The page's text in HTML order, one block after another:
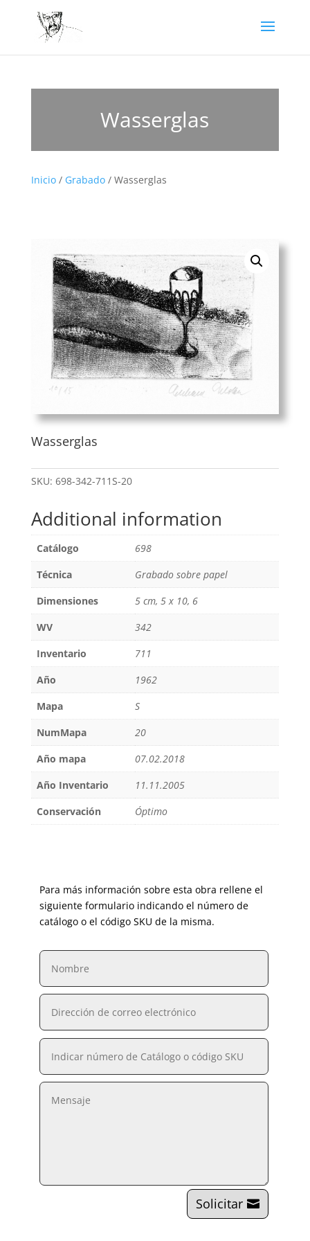
Wasserglas
Inicio/ Grabado/ Wasserglas
Wasserglas
SKU: 698-342-711S-20
Additional information
Catálogo
698
Técnica
Grabado sobre papel
Dimensiones
5 cm, 5 x 10, 6
WV
342
Inventario
711
Año
1962
Mapa
S
NumMapa
20
Año mapa
07.02.2018
Año Inventario
11.11.2005
Conservación
Óptimo
Para más información sobre esta obra rellene el
siguiente formulario indicando el número de
catálogo o el código SKU de la misma.
Solicitar